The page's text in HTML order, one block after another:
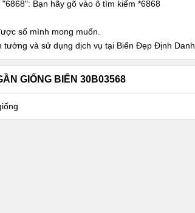
Bạn hãy gõ vào ô tìm kiếm *6868
số mình mong muốn.
tưởng và sử dụng dịch vụ tại Biển Đẹp Định Danh
GIỐNG BIỂN 30B03568